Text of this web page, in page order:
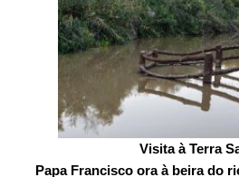
Visita à Terra
Papa Francisco ora à beira do